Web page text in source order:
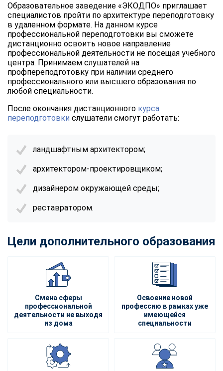
Образовательное заведение «ЭКОДПО» приглашает
специалистов пройти по архитектуре переподготовку
в удаленном формате. На данном курсе
профессиональной переподготовки вы сможете
дистанционно освоить новое направление
профессиональной деятельности не посещая учебного
центра. Принимаем слушателей на
профпереподготовку при наличии среднего
профессионального или высшего образования по
любой специальности.
После окончания дистанционного курса
переподготовки слушатели смогут работать:
ландшафтным архитектором;
архитектором-проектировщиком;
дизайнером окружающей среды;
реставратором.
Цели дополнительного образования
Смена сферы
профессиональной
деятельности не выходя
из дома
Освоение новой
профессию в рамках уже
имеющейся
специальности